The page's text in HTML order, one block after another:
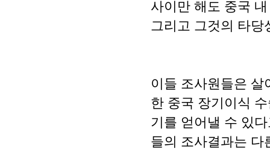
사이만 해도 중국
그리고 그것의 타당
이들 조사원들은
한 중국 장기이식
기를 얻어낼 수 있
들의 조사결과는 다